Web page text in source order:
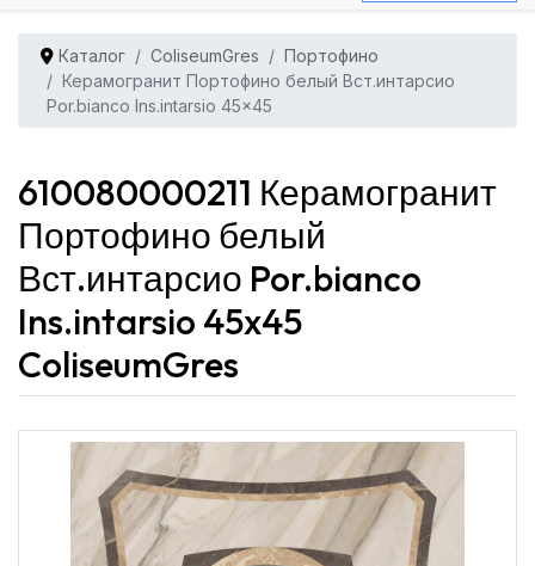
Каталог ColiseumGres
Портофино
Керамогранит Портофино белый Вст.интарсио
Por.bianco Ins.intarsio 45x45
610080000211 Керамогранит
Портофино белый
Вст.интарсио Por.bianco
Ins.intarsio 45x45
ColiseumGres